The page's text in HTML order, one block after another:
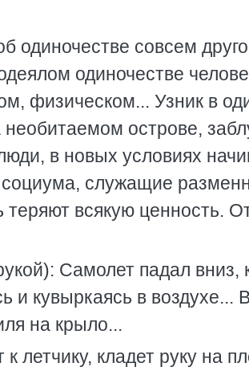
одиночестве совсем
одиночестве
физическом... Узник в
острове,
в новых условиях
служащие
теряют всякую ценность.
Самолет падал вниз,
и кувыркаясь в воздухе...
на крыло...
к летчику, кладет руку на